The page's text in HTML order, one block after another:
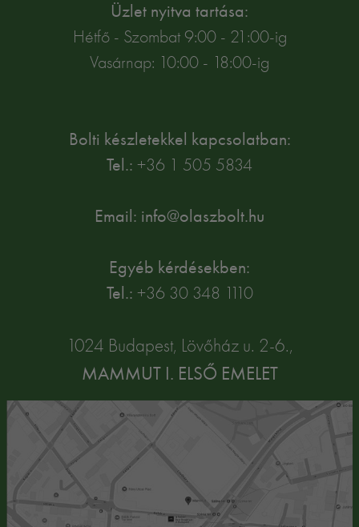
Üzlet nyitva tartása:
Hétfő - Szombat 9:00 - 21:00-ig
Vasárnap: 10:00 - 18:00-ig
Bolti készletekkel kapcsolatban:
Tel.: +36 1 505 5834
Email: info@olaszbolt.hu
Egyéb kérdésekben:
Tel.: +36 30 348 1110
1024 Budapest, Lövőház u. 2-6.,
MAMMUT I. ELSŐ EMELET